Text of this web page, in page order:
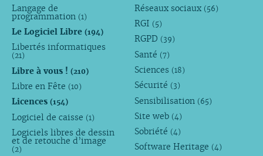
Langage de
programmation (1)
Le Logiciel Libre (194)
Libertés informatiques
(21)
Libre à vous ! (210)
Libre en Fête (10)
Licences (154)
Logiciel de caisse (1)
Logiciels libres de dessin
et de retouche d’image
(2)
Réseaux sociaux (56)
RGI (5)
RGPD (39)
Santé (7)
Sciences (18)
Sécurité (3)
Sensibilisation (65)
Site web (4)
Sobriété (4)
Software Heritage (4)